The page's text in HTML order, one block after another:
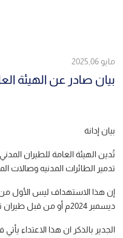
مايو 2025,06
بيان صادر عن الهيئة
بيان إدانة
تُدين الهيئة العامة للطيران
تدمير الطائرات المدنيه وصالات
ديسمبر 2024م أو من قبل طيران تحالف العدو|ن السعودي الإماراتي، طوال السنوات العشر الماضية، في استهداف ممنهج للبنية التحتيه للطيران المدني في اليمن..
الجدير بالذكر ان هذا الاعتداء